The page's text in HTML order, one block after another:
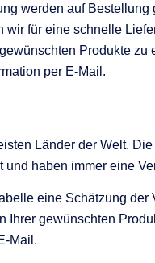
werden auf
wir für eine schnelle
Produkte
per E-Mail.
Länder der Welt.
und haben immer eine
eine Schätzung der
Ihrer gewünschten
Mail.